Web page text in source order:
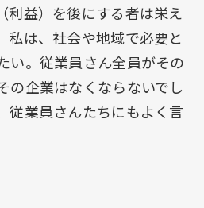
利益）を後にする者は栄え
私は、社会や地域で必要と
い。従業員さん全員がその
の企業はなくならないでし
従業員さんたちにもよく言